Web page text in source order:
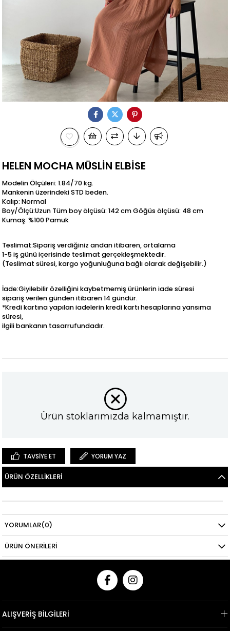
HELEN MOCHA MÜSLİN ELBİSE
Modelin Ölçüleri: 1.84/70 kg.
Mankenin üzerindeki STD beden.
Kalıp: Normal
Boy/Ölçü:Uzun Tüm boy ölçüsü: 142 cm Göğüs ölçüsü: 48 cm
Kumaş: %100 Pamuk
Teslimat:Sipariş verdiğiniz andan itibaren, ortalama
1-5 iş günü içerisinde teslimat gerçekleşmektedir.
(Teslimat süresi, kargo yoğunluğuna bağlı olarak değişebilir.)
İade:Giyilebilir özelliğini kaybetmemiş ürünlerin iade süresi
sipariş verilen günden itibaren 14 gündür.
*Kredi kartına yapılan iadelerin kredi kartı hesaplarına yansıma
süresi,
ilgili bankanın tasarrufundadır.
Ürün stoklarımızda kalmamıştır.
TAVSIYE ET YORUM YAZ
ÜRÜN ÖZELLIKLERI
YORUMLAR(0)
ÜRÜN ÖNERILERI
ALIŞVERİŞ BİLGİLERİ